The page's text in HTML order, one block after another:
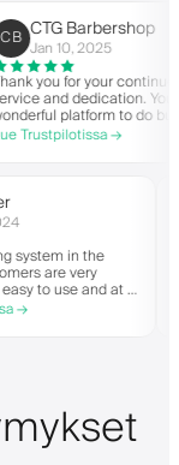
Barbershop
10, 2025
for your continued
dedication. You have a
platform to do business
spirit. Thank you from
→
16, 2024
system in the
customers are very
it's so easy to use and at
Plus, you get your own
app, which is good for
a great booking
→